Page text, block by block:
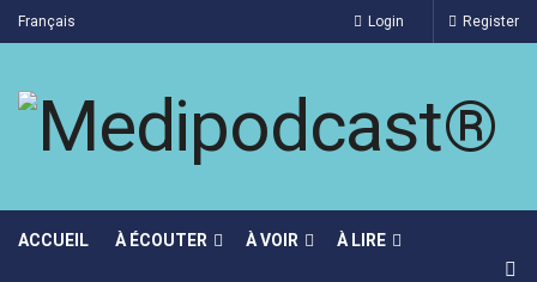
Français Login Register
ACCUEIL À ÉCOUTER À VOIR À LIRE